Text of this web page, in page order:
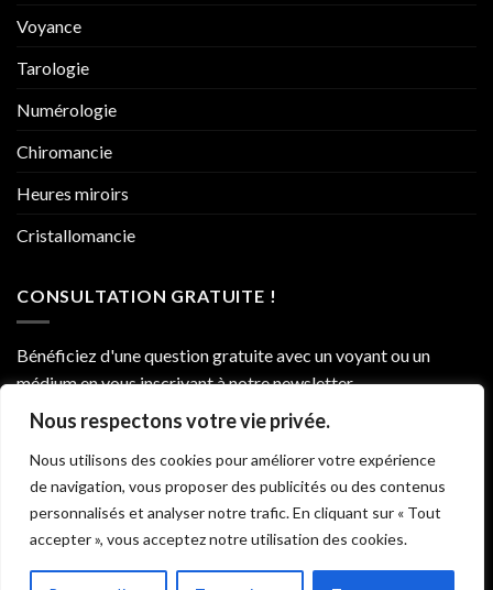
Nous respectons votre vie privée.
Nous utilisons des cookies pour améliorer votre expérience
de navigation, vous proposer des publicités ou des contenus
personnalisés et analyser notre trafic. En cliquant sur « Tout
accepter », vous acceptez notre utilisation des cookies.
Voyance
Tarologie
Numérologie
Chiromancie
Heures miroirs
Cristallomancie
CONSULTATION GRATUITE !
Bénéficiez d'une question gratuite avec un voyant ou un
médium en vous inscrivant à notre newsletter.